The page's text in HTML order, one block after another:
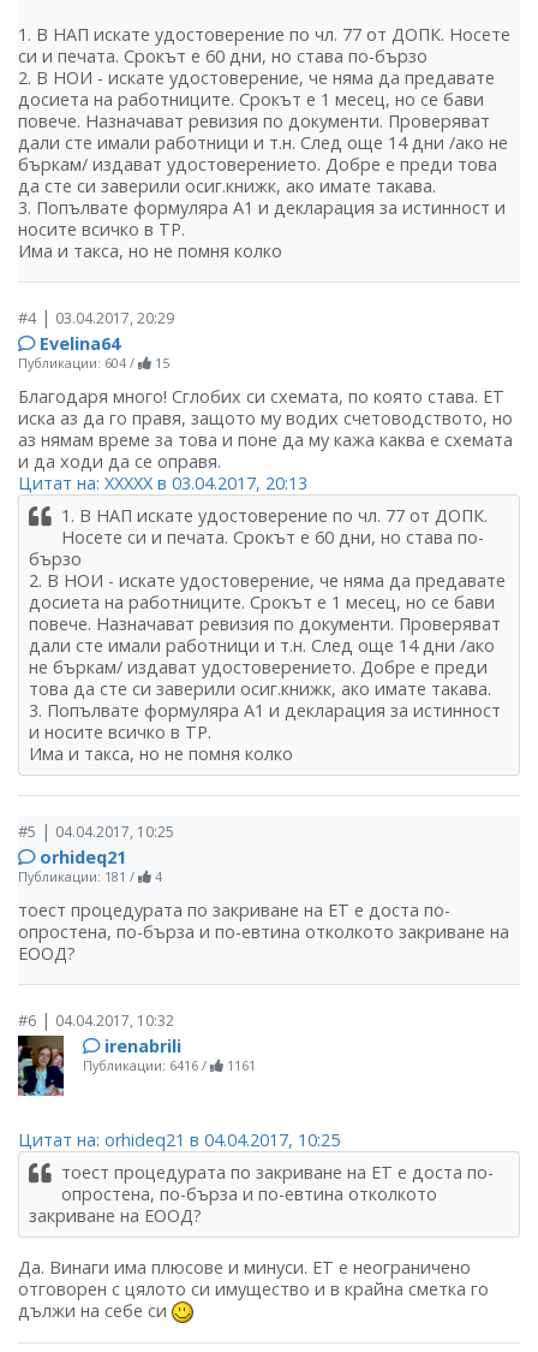
1. В НАП искате удостоверение по чл. 77 от ДОПК. Носете
си и печата. Срокът е 60 дни, но става по-бързо
2. В НОИ - искате удостоверение, че няма да предавате
досиета на работниците. Срокът е 1 месец, но се бави
повече. Назначават ревизия по документи. Проверяват
дали сте имали работници и т.н. След още 14 дни /ако не
бъркам/ издават удостоверението. Добре е преди това
да сте си заверили осиг.книжк, ако имате такава.
3. Попълвате формуляра А1 и декларация за истинност и
носите всичко в ТР.
Има и такса, но не помня колко
#4| 03.04.2017, 20:29
Evelina64
Публикации: 604 / 15
Благодаря много! Сглобих си схемата, по която става. ЕТ
иска аз да го правя, защото му водих счетоводството, но
аз нямам време за това и поне да му кажа каква е схемата
и да ходи да се оправя.
Цитат на: ХХХХХ в 03.04.2017, 20:13
1. В НАП искате удостоверение по чл. 77 от ДОПК.
Носете си и печата. Срокът е 60 дни, но става по-
бързо
2. В НОИ - искате удостоверение, че няма да предавате
досиета на работниците. Срокът е 1 месец, но се бави
повече. Назначават ревизия по документи. Проверяват
дали сте имали работници и т.н. След още 14 дни /ако
не бъркам/ издават удостоверението. Добре е преди
това да сте си заверили осиг.книжк, ако имате такава.
3. Попълвате формуляра А1 и декларация за истинност
и носите всичко в ТР.
Има и такса, но не помня колко
#5 | 04.04.2017, 10:25
orhideq21
Публикации: 181 / 4
тоест процедурата по закриване на ЕТ е доста по-
опростена, по-бърза и по-евтина отколкото закриване на
ЕООД?
#6 | 04.04.2017, 10:32
irenabrili
Публикации: 6416/ 1161
Цитат на: orhideq21 в 04.04.2017, 10:25
тоест процедурата по закриване на ЕТ е доста по-
опростена, по-бърза и по-евтина отколкото
закриване на ЕООД?
Да. Винаги има плюсове и минуси. ЕТ е неограничено
отговорен с цялото си имущество и в крайна сметка го
дължи на себе си